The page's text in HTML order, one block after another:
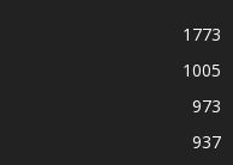
1773
1005
973
937